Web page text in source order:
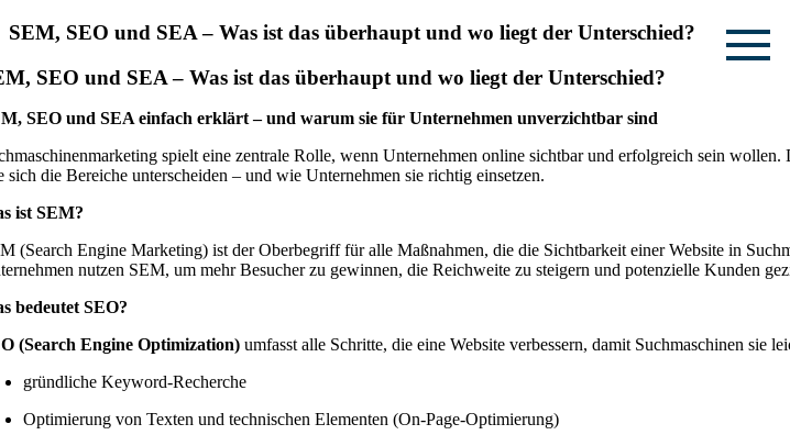
Zum
springen
SEM, SEO und SEA – Was ist das überhaupt und wo liegt der Unterschied?
SEO und SEA – Was ist das überhaupt und wo liegt der Unterschied?
SEO und SEA einfach erklärt – und warum sie für Unternehmen unverzichtbar sind
spielt eine zentrale Rolle, wenn Unternehmen online sichtbar und erfolgreich sein
sich die Bereiche unterscheiden – und wie Unternehmen sie richtig einsetzen.
ist SEM?
(Search Engine Marketing) ist der Oberbegriff für alle Maßnahmen, die die Sichtbarkeit einer Website in
nutzen SEM, um mehr Besucher zu gewinnen, die Reichweite zu steigern und potenzielle Kunden
bedeutet SEO?
(Search Engine Optimization) umfasst alle Schritte, die eine Website verbessern, damit Suchmaschinen sie
gründliche Keyword-Recherche
Optimierung von Texten und technischen Elementen (On-Page-Optimierung)